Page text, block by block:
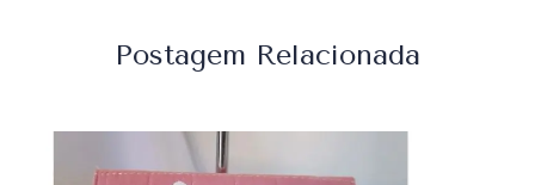
Postagem Relacionada